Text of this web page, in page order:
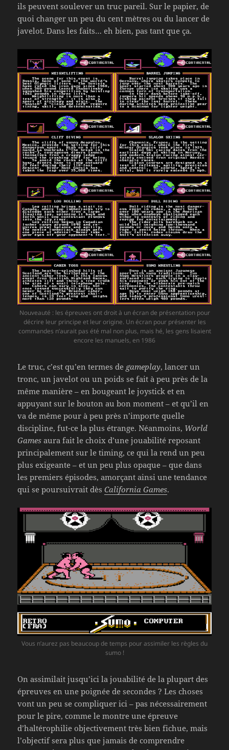
ils peuvent soulever un truc pareil. Sur le papier, de
quoi changer un peu du cent mètres ou du lancer de
javelot. Dans les faits… eh bien, pas tant que ça.
Nouveauté : les épreuves ont droit à un écran de présentation pour
décrire leur principe et leur origine. Un écran pour présenter les
commandes n’aurait pas été mal non plus, mais hé, les gens lisaient
encore les manuels, en 1986
Le truc, c’est qu’en termes de gameplay, lancer un
tronc, un javelot ou un poids se fait à peu près de la
même manière – en bougeant le joystick et en
appuyant sur le bouton au bon moment – et qu’il en
va de même pour à peu près n’importe quelle
discipline, fut-ce la plus étrange. Néanmoins, World
Games aura fait le choix d’une jouabilité reposant
principalement sur le timing, ce qui la rend un peu
plus exigeante – et un peu plus opaque – que dans
les premiers épisodes, amorçant ainsi une tendance
qui se poursuivrait dèsCalifornia Games.
Vous n’aurez pas beaucoup de temps pour assimiler les règles du
sumo !
On assimilait jusqu’ici la jouabilité de la plupart des
épreuves en une poignée de secondes ? Les choses
vont un peu se compliquer ici – pas nécessairement
pour le pire, comme le montre une épreuve
d’haltérophilie objectivement très bien fichue, mais
l’objectif sera plus que jamais de comprendre